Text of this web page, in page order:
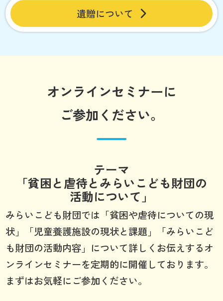
遺贈について
オンラインセミナーに
ご参加ください。
テーマ
「貧困と虐待とみらいこども財団の
活動について」
みらいこども財団では「貧困や虐待についての現
状」「児童養護施設の現状と課題」「みらいこど
も財団の活動内容」について詳しくお伝えするオ
ンラインセミナーを定期的に開催しております。
まずはお気軽にご参加ください。